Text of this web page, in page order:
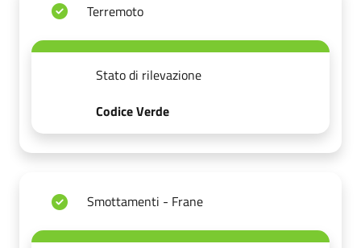
Terremoto
Stato di rilevazione
Codice Verde
Smottamenti - Frane